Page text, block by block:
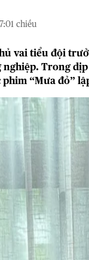
chiều
vai tiểu đội
Trong
“Mưa đỏ”